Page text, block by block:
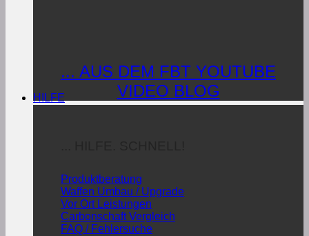
... AUS DEM FBT YOUTUBE
VIDEO BLOG
HILFE
Produktberatung
Waffen Umbau / Upgrade
Vor Ort Leistungen
Carbonschaft Vergleich
FAQ / Fehlersuche